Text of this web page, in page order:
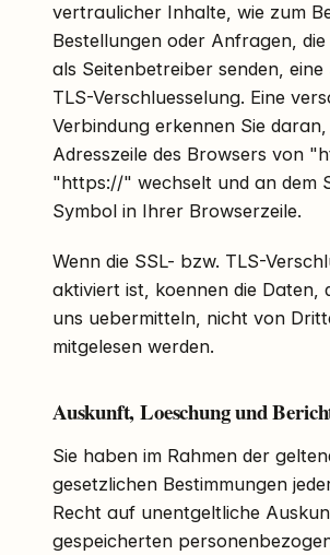
vertraulicher Inhalte, wie zum
Bestellungen oder Anfragen, die
als Seitenbetreiber senden, eine
TLS-Verschluesselung. Eine
Verbindung erkennen Sie daran,
Adresszeile des Browsers von
"https://" wechselt und an dem
Symbol in Ihrer Browserzeile.
Wenn die SSL- bzw. TLS-
aktiviert ist, koennen die Daten,
uns uebermitteln, nicht von
mitgelesen werden.
Auskunft, Loeschung und
Sie haben im Rahmen der
gesetzlichen Bestimmungen
Recht auf unentgeltliche
gespeicherten